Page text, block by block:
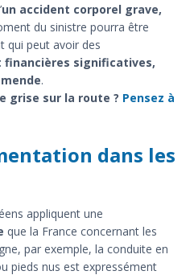
un accident corporel grave,
du sinistre pourra être
qui peut avoir des
financières significatives,
.
grise sur la route ? Pensez à
dans les
appliquent une
que la France concernant les
par exemple, la conduite en
pieds nus est expressément